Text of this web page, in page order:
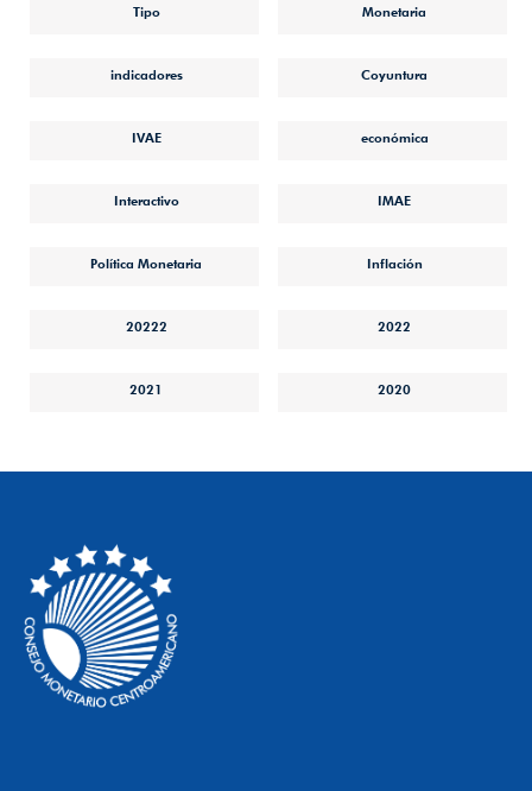
Tipo Monetaria
indicadores Coyuntura
IVAE económica
Interactivo IMAE
Política Monetaria Inflación
20222 2022
2021 2020